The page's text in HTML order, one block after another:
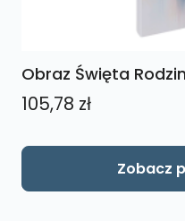
Obraz Święta
105,78 zł
Zobacz